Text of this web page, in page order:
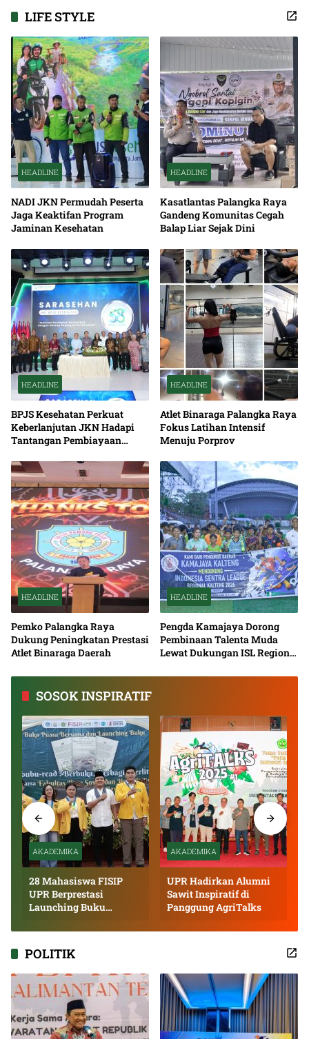
LIFE STYLE
HEADLINE
NADI JKN Permudah Peserta
Jaga Keaktifan Program
Jaminan Kesehatan
HEADLINE
Kasatlantas Palangka Raya
Gandeng Komunitas Cegah
Balap Liar Sejak Dini
HEADLINE
BPJS Kesehatan Perkuat
Keberlanjutan JKN Hadapi
Tantangan Pembiayaan
HEADLINE
Atlet Binaraga Palangka Raya
Fokus Latihan Intensif
Menuju Porprov
HEADLINE
Pemko Palangka Raya
Dukung Peningkatan Prestasi
Atlet Binaraga Daerah
HEADLINE
Pengda Kamajaya Dorong
Pembinaan Talenta Muda
Lewat Dukungan ISL Regional
SOSOK INSPIRATIF
AKADEMIKA
28 Mahasiswa FISIP
UPR Berprestasi
Launching Buku
AKADEMIKA
UPR Hadirkan Alumni
Sawit Inspiratif di
Panggung AgriTalks
POLITIK